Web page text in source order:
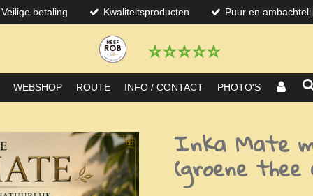
Veilige betaling Kwaliteitsproducten Puur en
⭐️⭐️⭐️⭐️⭐️
WEBSHOP ROUTE INFO / CONTACT PHOTO'S
Inka Mate
(groene thee